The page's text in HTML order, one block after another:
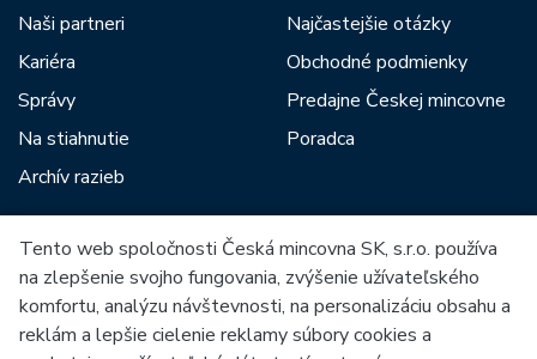
Naši partneri
Kariéra
Správy
Na stiahnutie
Archív razieb
Najčastejšie otázky
Obchodné podmienky
Predajne Českej mincovne
Poradca
Medzi našich partnerov patria:
Tento web spoločnosti Česká mincovna SK, s.r.o. používa
na zlepšenie svojho fungovania, zvýšenie užívateľského
komfortu, analýzu návštevnosti, na personalizáciu obsahu a
reklám a lepšie cielenie reklamy súbory cookies a